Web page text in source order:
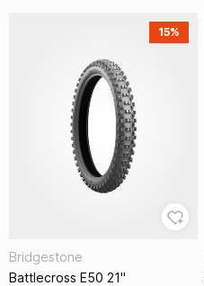
15%
Bridgestone
Battlecross E50 21"